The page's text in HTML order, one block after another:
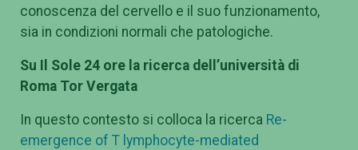
conoscenza del cervello e il suo funzionamento,
sia in condizioni normali che patologiche.
Su Il Sole 24 ore la ricerca dell’università di
Roma Tor Vergata
In questo contesto si colloca la ricerca Re-
emergence of T lymphocyte-mediated